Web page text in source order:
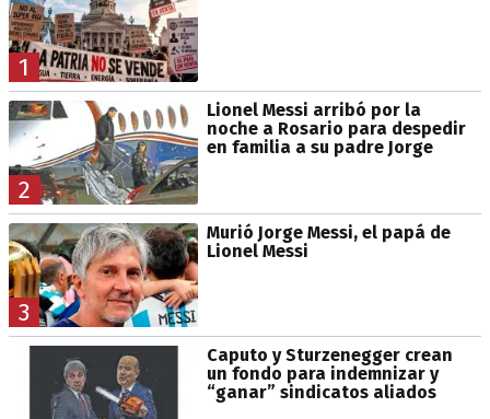
1
2
Lionel Messi arribó por la
noche a Rosario para despedir
en familia a su padre Jorge
3
Murió Jorge Messi, el papá de
Lionel Messi
Caputo y Sturzenegger crean
un fondo para indemnizar y
“ganar” sindicatos aliados